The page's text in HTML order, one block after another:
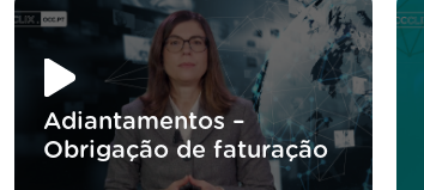
Adiantamentos –
Obrigação de faturação